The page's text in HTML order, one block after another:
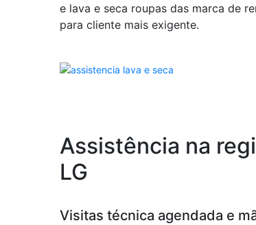
e lava e seca roupas das marca de
para cliente mais exigente.
Assistência na
LG
Visitas técnica agendada e